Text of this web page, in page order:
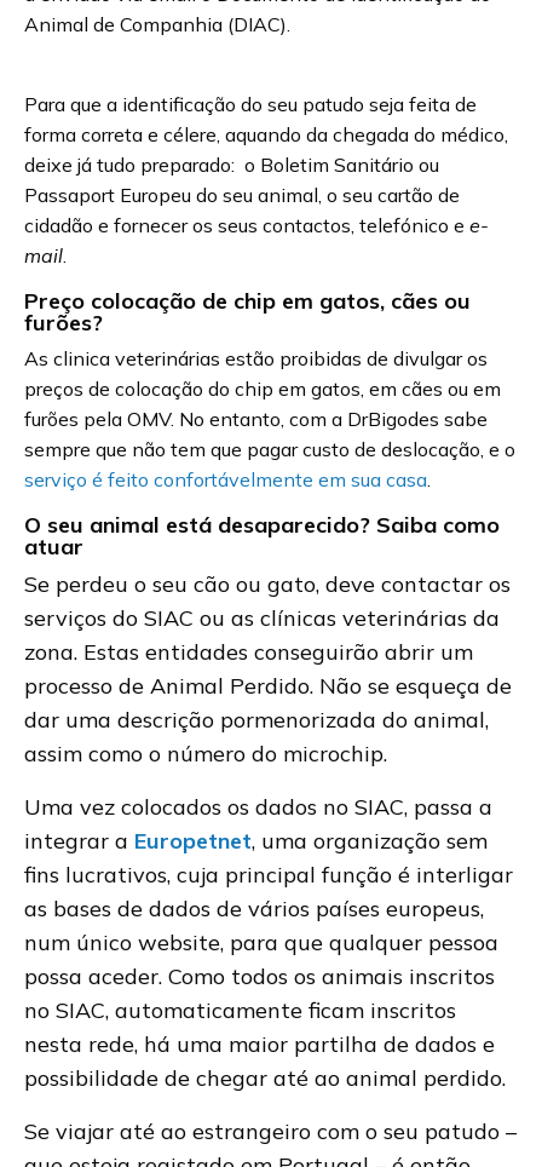
Animal de Companhia (DIAC).
Para que a identificação do seu patudo seja feita de
forma correta e célere, aquando da chegada do médico,
deixe já tudo preparado: o Boletim Sanitário ou
Passaport Europeu do seu animal, o seu cartão de
cidadão e fornecer os seus contactos, telefónico e e-
mail
Preço colocação de chip em gatos, cães ou
furões?
As clinica veterinárias estão proibidas de divulgar os
preços de colocação do chip em gatos, em cães ou em
furões pela OMV. No entanto, com a DrBigodes sabe
sempre que não tem que pagar custo de deslocação, e o
serviço é feito confortávelmente em sua casa
O seu animal está desaparecido? Saiba como
atuar
Se perdeu o seu cão ou gato, deve contactar os
serviços do SIAC ou as clínicas veterinárias da
zona. Estas entidades conseguirão abrir um
processo de Animal Perdido. Não se esqueça de
dar uma descrição pormenorizada do animal,
assim como o número do microchip.
Uma vez colocados os dados no SIAC, passa a
integrar a Europetnet, uma organização sem
fins lucrativos, cuja principal função é interligar
as bases de dados de vários países europeus,
num único website, para que qualquer pessoa
possa aceder. Como todos os animais inscritos
no SIAC, automaticamente ficam inscritos
nesta rede, há uma maior partilha de dados e
possibilidade de chegar até ao animal perdido.
Se viajar até ao estrangeiro com o seu patudo –